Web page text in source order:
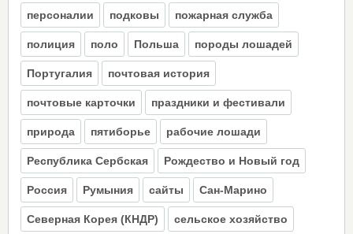
персоналии подковы пожарная служба
полиция поло Польша породы лошадей
Португалия почтовая история
почтовые карточки праздники и фестивали
природа пятиборье рабочие лошади
Республика Сербская Рождество и Новый год
Россия Румыния сайты Сан-Марино
Северная Корея (КНДР) сельское хозяйство